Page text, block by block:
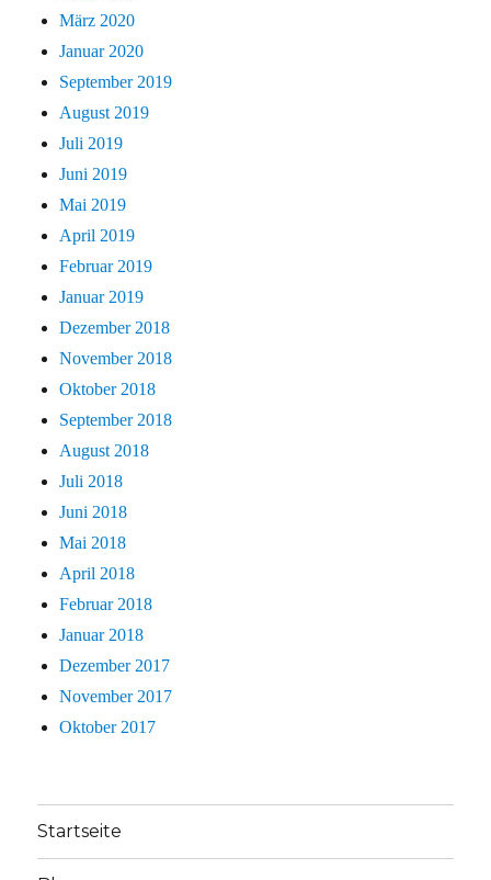
März 2020
Januar 2020
September 2019
August 2019
Juli 2019
Juni 2019
Mai 2019
April 2019
Februar 2019
Januar 2019
Dezember 2018
November 2018
Oktober 2018
September 2018
August 2018
Juli 2018
Juni 2018
Mai 2018
April 2018
Februar 2018
Januar 2018
Dezember 2017
November 2017
Oktober 2017
Startseite